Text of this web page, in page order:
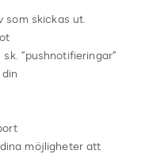
som skickas ut.
”pushnotifieringar”
möjligheter att